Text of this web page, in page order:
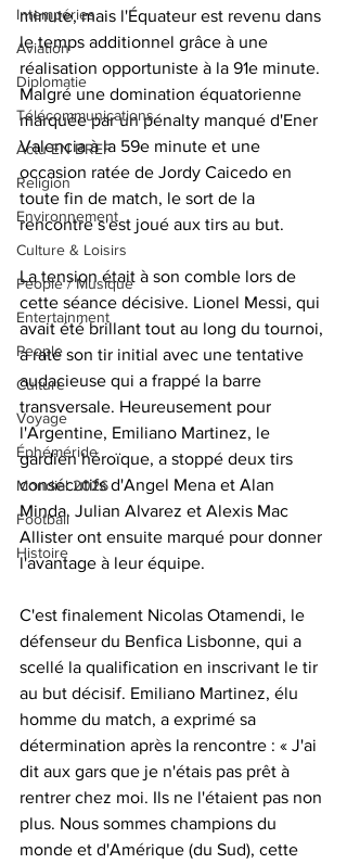
Intempéries
Aviation
Diplomatie
Télécommunications
Actu EN BREF
Religion
Environnement
Culture & Loisirs
People / Musique
Entertainment
People
Culture
Voyage
Éphéméride
Mondial 2026
Football
Histoire
minute, mais l'Équateur est revenu dans
le temps additionnel grâce à une
réalisation opportuniste à la 91e minute.
Malgré une domination équatorienne
marquée par un pénalty manqué d'Ener
Valencia à la 59e minute et une
occasion ratée de Jordy Caicedo en
toute fin de match, le sort de la
rencontre s'est joué aux tirs au but.
La tension était à son comble lors de
cette séance décisive. Lionel Messi, qui
avait été brillant tout au long du tournoi,
a raté son tir initial avec une tentative
audacieuse qui a frappé la barre
transversale. Heureusement pour
l'Argentine, Emiliano Martinez, le
gardien héroïque, a stoppé deux tirs
consécutifs d'Angel Mena et Alan
Minda. Julian Alvarez et Alexis Mac
Allister ont ensuite marqué pour donner
l'avantage à leur équipe.
C'est finalement Nicolas Otamendi, le
défenseur du Benfica Lisbonne, qui a
scellé la qualification en inscrivant le tir
au but décisif. Emiliano Martinez, élu
homme du match, a exprimé sa
détermination après la rencontre : « J'ai
dit aux gars que je n'étais pas prêt à
rentrer chez moi. Ils ne l'étaient pas non
plus. Nous sommes champions du
monde et d'Amérique (du Sud), cette